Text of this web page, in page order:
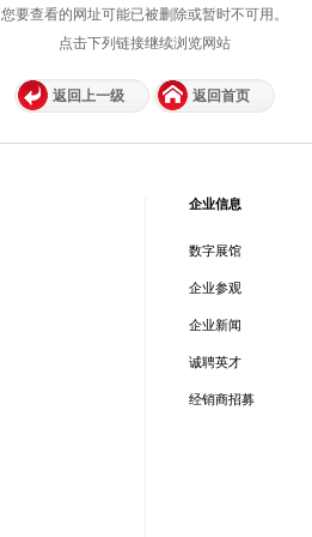
您要查看的网址可能已被删除或暂时不可用。
点击下列链接继续浏览网站
返回上一级 返回首页
企业信息
数字展馆
企业参观
企业新闻
诚聘英才
经销商招募